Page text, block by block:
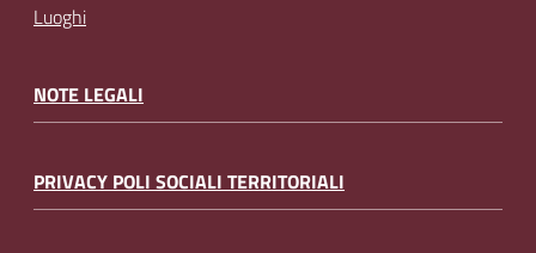
Luoghi
NOTE LEGALI
PRIVACY POLI SOCIALI TERRITORIALI